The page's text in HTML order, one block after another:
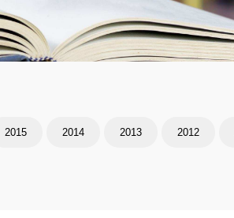
2015 2014 2013 2012